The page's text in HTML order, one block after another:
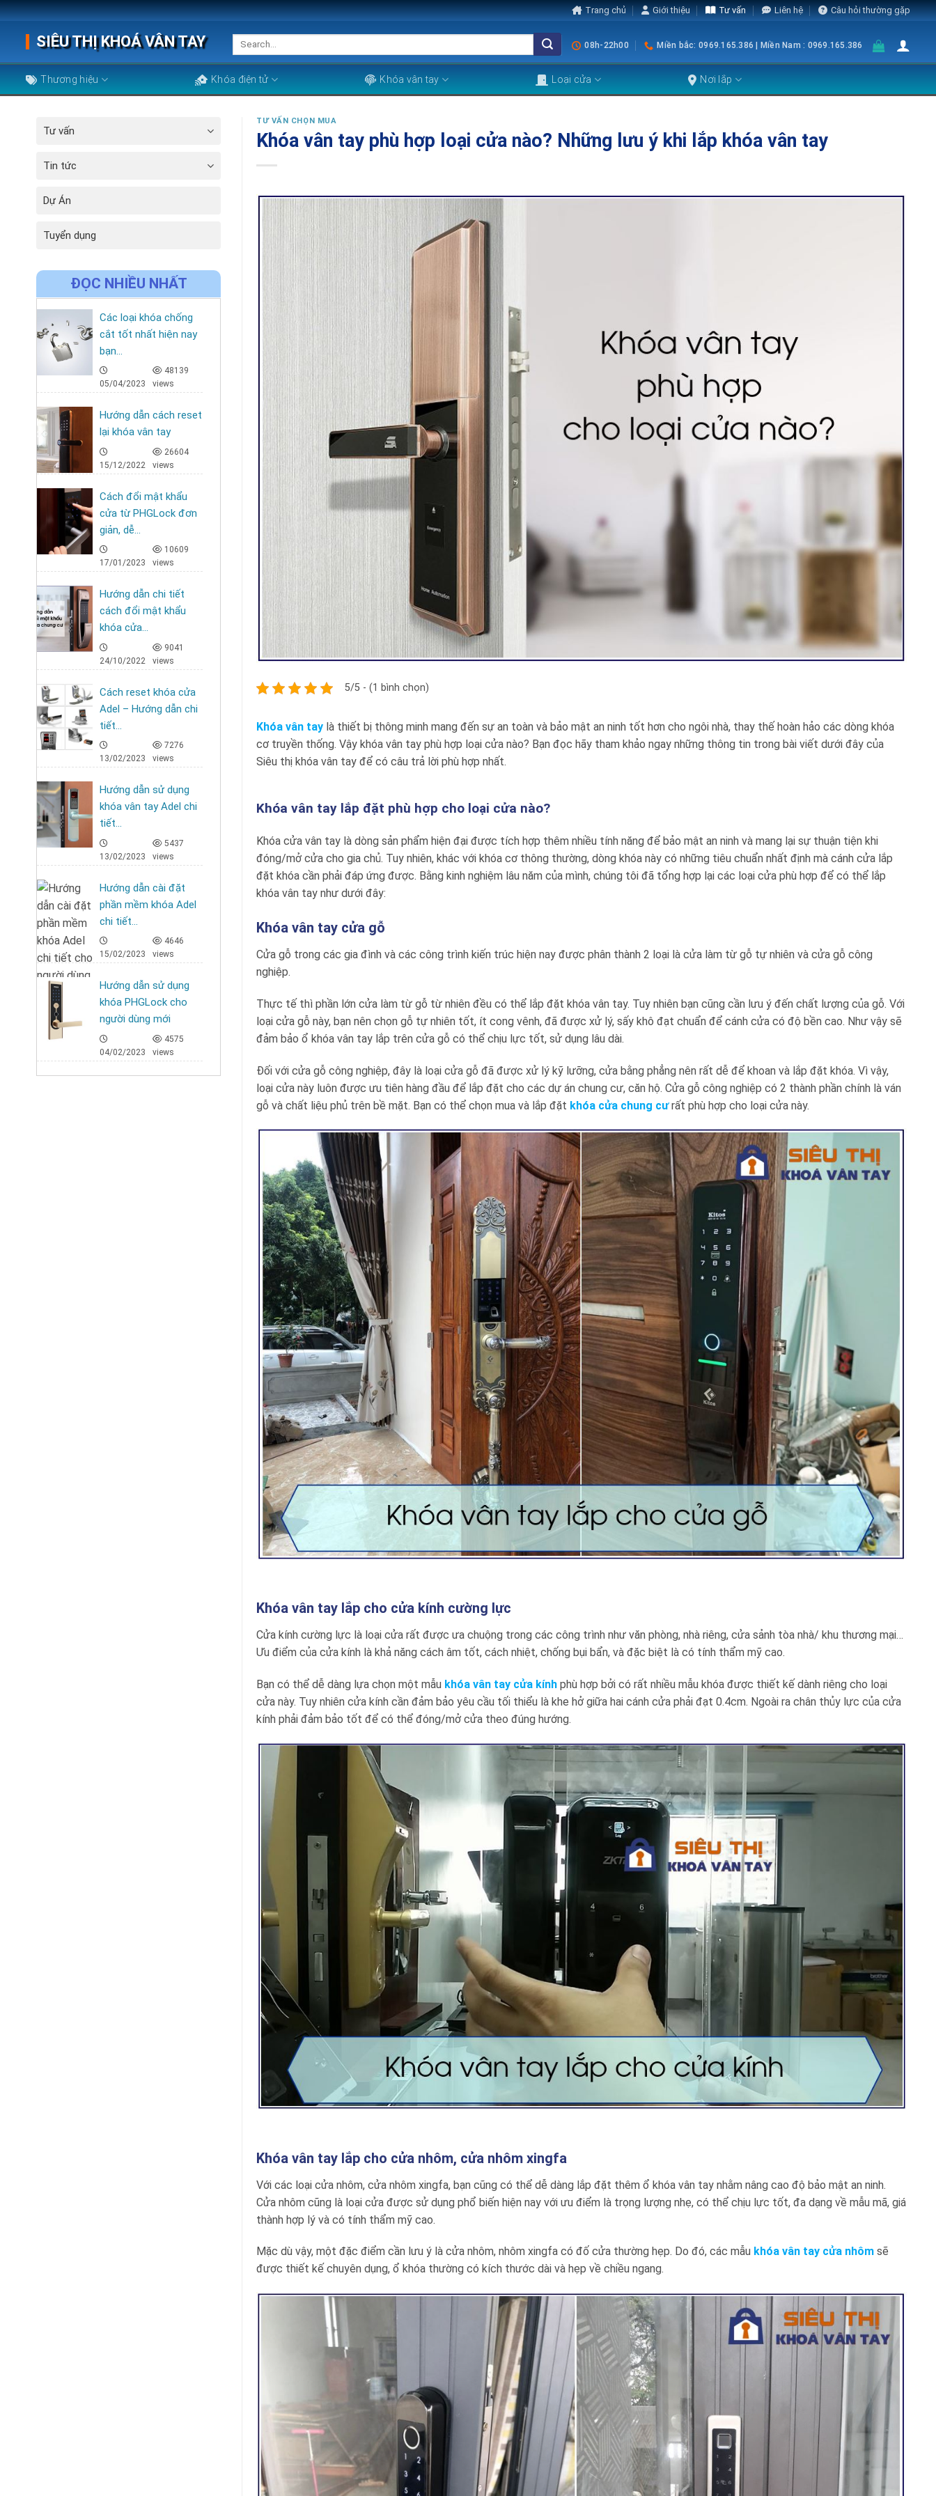
Skip
content
Trang chủ Giới thiệu Tư vấn Liên hệ Câu hỏi thường gặp
SIÊU THỊ KHOÁ VÂN TAY
Search
for:
08h-22h00 Miền bắc: 0969.165.386 | Miền Nam : 0969.165.386
Thương hiệu Khóa điện tử Khóa vân tay Loại cửa Nơi lắp
Tư vấn
Tin tức
Dự Án
Tuyển dụng
ĐỌC NHIỀU NHẤT
Các loại khóa chống
cắt tốt nhất hiện nay
bạn...
05/04/2023
48139
views
Hướng dẫn cách reset
lại khóa vân tay
15/12/2022
26604
views
Cách đổi mật khẩu
cửa từ PHGLock đơn
giản, dễ...
17/01/2023
10609
views
Hướng dẫn chi tiết
cách đổi mật khẩu
khóa cửa...
24/10/2022
9041
views
Cách reset khóa cửa
Adel – Hướng dẫn chi
tiết...
13/02/2023
7276
views
Hướng dẫn sử dụng
khóa vân tay Adel chi
tiết...
13/02/2023
5437
views
Hướng dẫn cài đặt
phần mềm khóa Adel
chi tiết...
15/02/2023
4646
views
Hướng dẫn sử dụng
khóa PHGLock cho
người dùng mới
04/02/2023
4575
views
TƯ VẤN CHỌN MUA
Khóa vân tay phù hợp loại cửa nào? Những lưu ý khi lắp khóa vân tay
5/5 - (1 bình chọn)
Khóa vân tay là thiết bị thông minh mang đến sự an toàn và bảo mật an ninh tốt hơn cho ngôi nhà, thay thế hoàn hảo các dòng khóa
cơ truyền thống. Vậy khóa vân tay phù hợp loại cửa nào? Bạn đọc hãy tham khảo ngay những thông tin trong bài viết dưới đây của
Siêu thị khóa vân tay để có câu trả lời phù hợp nhất.
Khóa vân tay lắp đặt phù hợp cho loại cửa nào?
Khóa cửa vân tay là dòng sản phẩm hiện đại được tích hợp thêm nhiều tính năng để bảo mật an ninh và mang lại sự thuận tiện khi
đóng/mở cửa cho gia chủ. Tuy nhiên, khác với khóa cơ thông thường, dòng khóa này có những tiêu chuẩn nhất định mà cánh cửa lắp
đặt khóa cần phải đáp ứng được. Bằng kinh nghiệm lâu năm của mình, chúng tôi đã tổng hợp lại các loại cửa phù hợp để có thể lắp
khóa vân tay như dưới đây:
Khóa vân tay cửa gỗ
Cửa gỗ trong các gia đình và các công trình kiến trúc hiện nay được phân thành 2 loại là cửa làm từ gỗ tự nhiên và cửa gỗ công
nghiệp.
Thực tế thì phần lớn cửa làm từ gỗ từ nhiên đều có thể lắp đặt khóa vân tay. Tuy nhiên bạn cũng cần lưu ý đến chất lượng của gỗ. Với
loại cửa gỗ này, bạn nên chọn gỗ tự nhiên tốt, ít cong vênh, đã được xử lý, sấy khô đạt chuẩn để cánh cửa có độ bền cao. Như vậy sẽ
đảm bảo ổ khóa vân tay lắp trên cửa gỗ có thể chịu lực tốt, sử dụng lâu dài.
Đối với cửa gỗ công nghiệp, đây là loại cửa gỗ đã được xử lý kỹ lưỡng, cửa bằng phẳng nên rất dễ để khoan và lắp đặt khóa. Vì vậy,
loại cửa này luôn được ưu tiên hàng đầu để lắp đặt cho các dự án chung cư, căn hộ. Cửa gỗ công nghiệp có 2 thành phần chính là ván
gỗ và chất liệu phủ trên bề mặt. Bạn có thể chọn mua và lắp đặt khóa cửa chung cưrất phù hợp cho loại cửa này.
Khóa vân tay lắp cho cửa kính cường lực
Cửa kính cường lực là loại cửa rất được ưa chuộng trong các công trình như văn phòng, nhà riêng, cửa sảnh tòa nhà/ khu thương mại…
Ưu điểm của cửa kính là khả năng cách âm tốt, cách nhiệt, chống bụi bẩn, và đặc biệt là có tính thẩm mỹ cao.
Bạn có thể dễ dàng lựa chọn một mẫu khóa vân tay cửa kính phù hợp bởi có rất nhiều mẫu khóa được thiết kế dành riêng cho loại
cửa này. Tuy nhiên cửa kính cần đảm bảo yêu cầu tối thiểu là khe hở giữa hai cánh cửa phải đạt 0.4cm. Ngoài ra chân thủy lực của cửa
kính phải đảm bảo tốt để có thể đóng/mở cửa theo đúng hướng.
Khóa vân tay lắp cho cửa nhôm, cửa nhôm xingfa
Với các loại cửa nhôm, cửa nhôm xingfa, bạn cũng có thể dễ dàng lắp đặt thêm ổ khóa vân tay nhằm nâng cao độ bảo mật an ninh.
Cửa nhôm cũng là loại cửa được sử dụng phổ biến hiện nay với ưu điểm là trọng lượng nhẹ, có thể chịu lực tốt, đa dạng về mẫu mã, giá
thành hợp lý và có tính thẩm mỹ cao.
Mặc dù vậy, một đặc điểm cần lưu ý là cửa nhôm, nhôm xingfa có đố cửa thường hẹp. Do đó, các mẫu khóa vân tay cửa nhôm sẽ
được thiết kế chuyên dụng, ổ khóa thường có kích thước dài và hẹp về chiều ngang.